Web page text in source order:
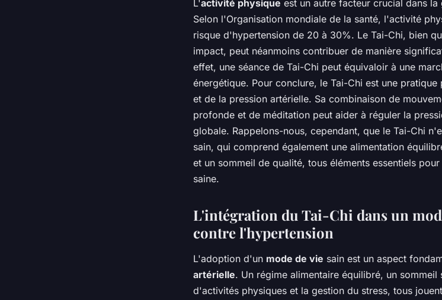
L'activité physique est un autre facteur crucial dans
Selon l'Organisation mondiale de la santé, l'activité
risque d'hypertension de 20 à 30%. Le Tai-Chi, bien
impact, peut néanmoins contribuer de manière
effet, une séance de Tai-Chi peut équivaloir à une
énergétique. Pour conclure, le Tai-Chi est une
et de la pression artérielle. Sa combinaison de
profonde et de méditation peut aider à réguler la
globale. Rappelons-nous, cependant, que le Tai-Chi
sain, qui comprend également une alimentation
et un sommeil de qualité, tous éléments essentiels
saine.
L'intégration du Tai-Chi dans un
contre l'hypertension
L'adoption d'un mode de vie sain est un aspect
artérielle. Un régime alimentaire équilibré, un
d'activités physiques et la gestion du stress, tous